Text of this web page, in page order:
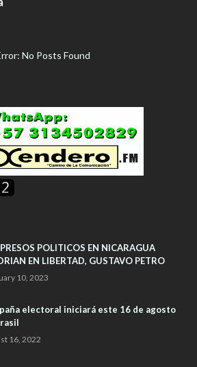
No Posts Found
POLITICOS EN NICARAGUA
EN LIBERTAD, GUSTAVO PETRO
10, 2023
electoral iniciará este 16 de agosto
16, 2022